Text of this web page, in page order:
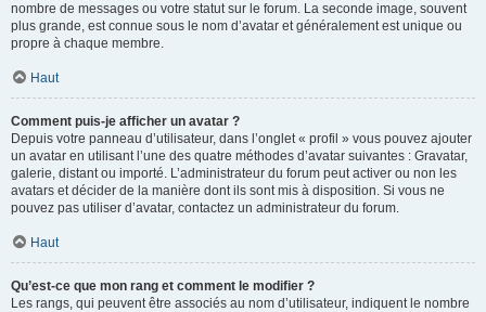
nombre de messages ou votre statut sur le forum. La seconde image, souvent
plus grande, est connue sous le nom d’avatar et généralement est unique ou
propre à chaque membre.
Haut
Comment puis-je afficher un avatar ?
Depuis votre panneau d’utilisateur, dans l’onglet « profil » vous pouvez ajouter
un avatar en utilisant l’une des quatre méthodes d’avatar suivantes : Gravatar,
galerie, distant ou importé. L’administrateur du forum peut activer ou non les
avatars et décider de la manière dont ils sont mis à disposition. Si vous ne
pouvez pas utiliser d’avatar, contactez un administrateur du forum.
Haut
Qu’est-ce que mon rang et comment le modifier ?
Les rangs, qui peuvent être associés au nom d’utilisateur, indiquent le nombre